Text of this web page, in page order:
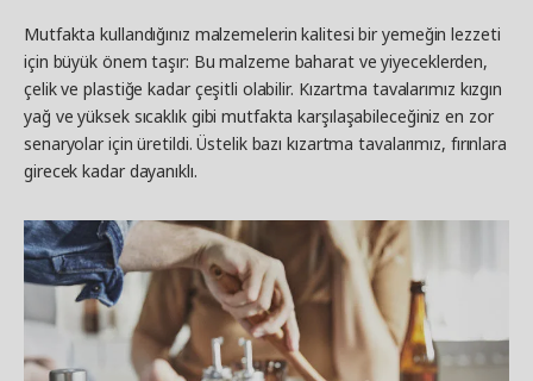
Mutfakta kullandığınız malzemelerin kalitesi bir yemeğin lezzeti
için büyük önem taşır: Bu malzeme baharat ve yiyeceklerden,
çelik ve plastiğe kadar çeşitli olabilir. Kızartma tavalarımız kızgın
yağ ve yüksek sıcaklık gibi mutfakta karşılaşabileceğiniz en zor
senaryolar için üretildi. Üstelik bazı kızartma tavalarımız, fırınlara
girecek kadar dayanıklı.